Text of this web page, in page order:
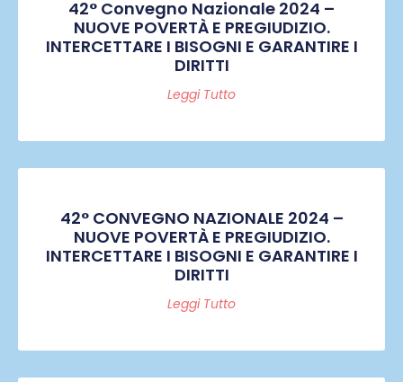
42° Convegno Nazionale 2024 –
NUOVE POVERTÀ E PREGIUDIZIO.
INTERCETTARE I BISOGNI E GARANTIRE I
DIRITTI
Leggi Tutto
42° CONVEGNO NAZIONALE 2024 –
NUOVE POVERTÀ E PREGIUDIZIO.
INTERCETTARE I BISOGNI E GARANTIRE I
DIRITTI
Leggi Tutto